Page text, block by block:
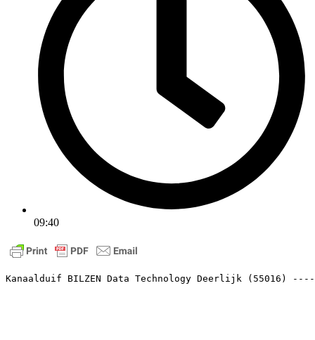
09:40
Kanaalduif BILZEN Data Technology Deerlijk (55016)